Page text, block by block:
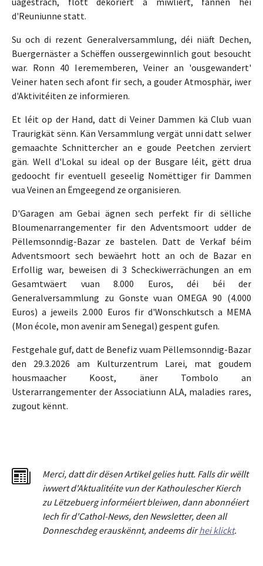
d'Reuniunne statt.
Su och di rezent Generalversammlung, déi niäft Dechen,
Buergernäster a Schëffen oussergewinnlich gout besoucht
war. Ronn 40 Ierememberen, Veiner an 'ousgewandert'
Veiner haten sech afont fir sech, a gouder Atmosphär, iwer
d'Aktivitéiten ze informieren.
Et léit op der Hand, datt di Veiner Dammen kä Club vuan
Traurigkät sënn. Kän Versammlung vergät unni datt selwer
gemaachte Schnittercher an e goude Peetchen zerviert
gän. Well d'Lokal su ideal op der Busgare léit, gëtt drua
gedoocht fir eventuell geseelig Nomëttiger fir Dammen
vua Veinen an Ëmgeegend ze organisieren.
D'Garagen am Gebai ägnen sech perfekt fir di sëlliche
Bloumenarrangementer fir den Adventsmoort udder de
Pëllemsonndig-Bazar ze bastelen. Datt de Verkaf béim
Adventsmoort sech bewäehrt hott an och de Bazar en
Erfollig war, beweisen di 3 Scheckiwerrächungen an em
Gesamtwäert vuan 8.000 Euros, déi béi der
Generalversammlung zu Gonste vuan OMEGA 90 (4.000
Euros) a jeweils 2.000 Euros fir d'Wonschkutsch a MEMA
(Mon école, mon avenir am Senegal) gespent gufen.
Festgehale guf, datt de Benefiz vuam Pëllemsonndig-Bazar
den 29.3.2026 am Kulturzentrum Larei, mat goudem
housmaacher Koost, äner Tombolo an
Usterarrangementer der Associatiunn ALA, maladies rares,
zugout kënnt.
Merci, dattdir dësen Artikel gelies hutt. Falls dir wëllt
iwwert d'Aktualitéite vun der Kathoulescher Kierch
zu Lëtzebuerg informéiert bleiwen, dann abonnéiert
Iech fir d'Cathol-News, den Newsletter, deen all
Donneschdeg erauskënnt, andeems dirhei klickt.